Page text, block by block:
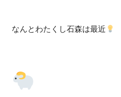
なんとわたくし石森は最近